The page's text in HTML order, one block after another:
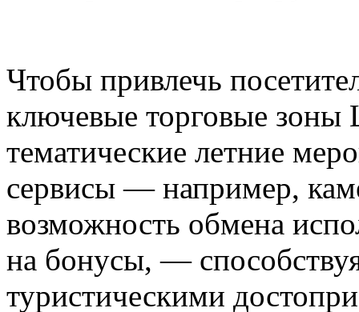
Чтобы привлечь
ключевые торговые зоны
тематические летние
сервисы — например,
возможность обмена
на бонусы, —
туристическими